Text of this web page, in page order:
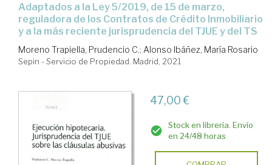
adaptados a la Ley 5/2019, de 15 de marzo,
reguladora de los Contratos de Crédito Inmobiliario
y a la más reciente jurisprudencia del TJUE y del TS
Moreno Trapiella, Prudencio C.; Alonso Ibáñez, María Rosario
Sepin - Servicio de Propiedad. Madrid, 2021
47,00 €
Stock en librería. Envío
en 24/48 horas